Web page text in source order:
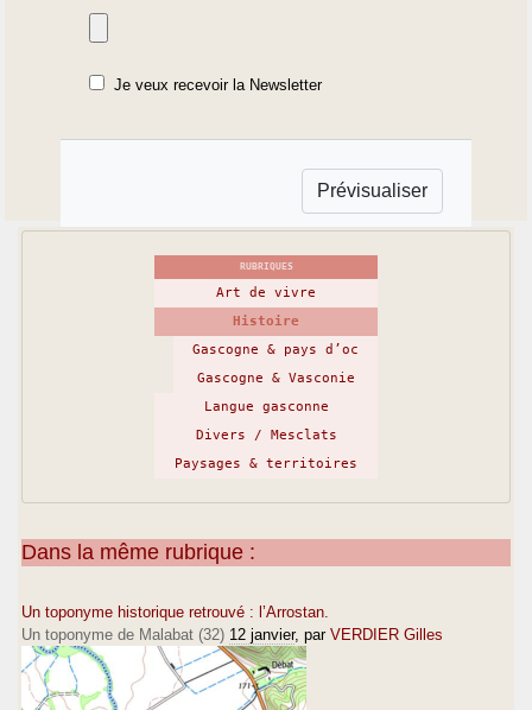
Je veux recevoir la Newsletter
RUBRIQUES
Art de vivre
Histoire
Gascogne & pays d’oc
Gascogne & Vasconie
Langue gasconne
Divers / Mesclats
Paysages & territoires
Dans la même rubrique :
Un toponyme historique retrouvé : l’Arrostan.
Un toponyme de Malabat (32) 12 janvier, par VERDIER Gilles